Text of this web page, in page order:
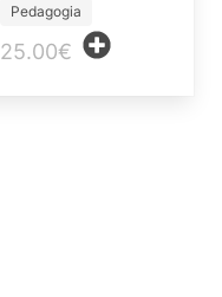
Pedagogia
25.00€